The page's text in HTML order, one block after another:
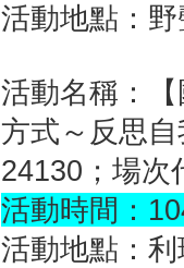
活動地點：
活動名稱：
方式～反思
24130；場次
活動時間：
活動地點：